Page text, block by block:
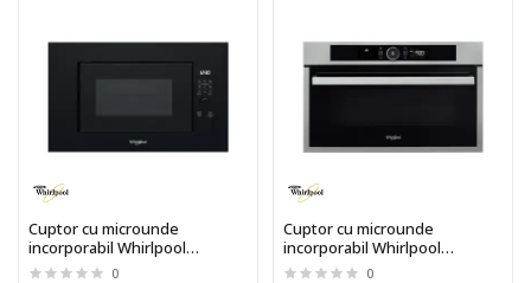
Cuptor cu microunde
incorporabil Whirlpool
WMF200G NB
0
Cuptor cu microunde
incorporabil Whirlpool
AMW734IX 0